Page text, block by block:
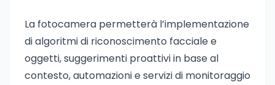
La fotocamera permetterà l’implementazione
di algoritmi di riconoscimento facciale e
oggetti, suggerimenti proattivi in base al
contesto, automazioni e servizi di monitoraggio